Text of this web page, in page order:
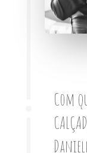
Com